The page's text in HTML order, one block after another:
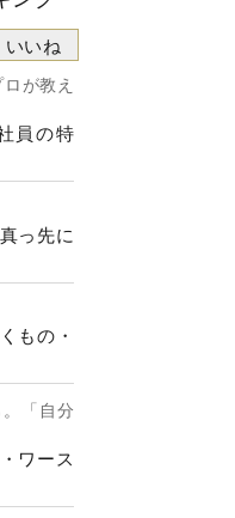
が教え
員の特
っ先に
もの・
「自分
ワース
いいね